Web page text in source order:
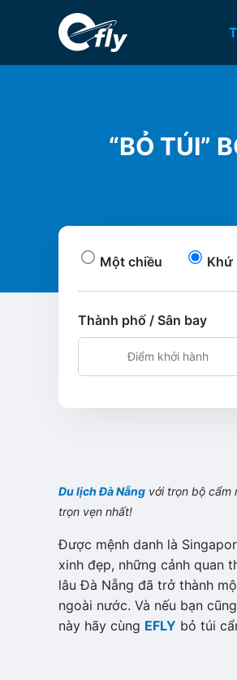
“BỎ TÚI”
Một chiều Khứ
Thành phố / Sân bay
Du lịch Đà Nẵng với trọn bộ cẩm
trọn vẹn nhất!
Được mệnh danh là
xinh đẹp, những cảnh quan
lâu Đà Nẵng đã trở thành
ngoài nước. Và nếu bạn
này hãy cùng EFLY bỏ túi